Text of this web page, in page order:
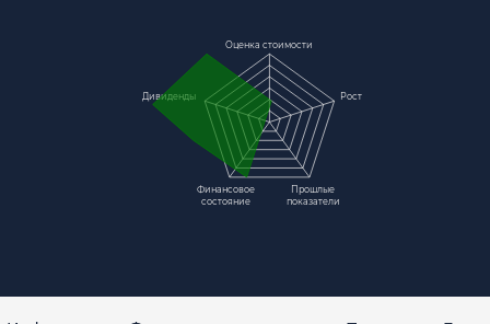
Оценка стоимости
Рост
Прошлые
показатели
Финансовое
состояние
Дивиденды